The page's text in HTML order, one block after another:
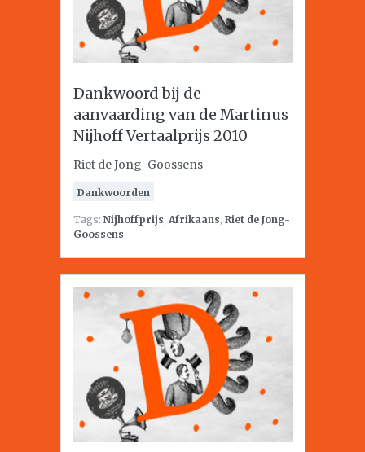
Dankwoord bij de
aanvaarding van de Martinus
Nijhoff Vertaalprijs 2010
Riet de Jong-Goossens
Dankwoorden
Tags: Nijhoffprijs, Afrikaans, Riet de Jong-
Goossens